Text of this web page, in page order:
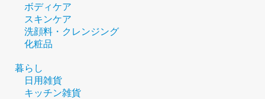
ボディケア
スキンケア
洗顔料・クレンジング
化粧品
暮らし
日用雑貨
キッチン雑貨